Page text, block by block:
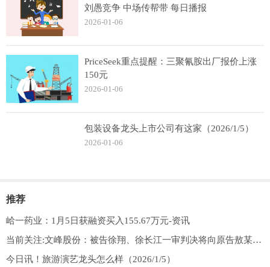
刘愚竞争 中场传帮带 每日播报
2026-01-06
PriceSeek重点提醒：三聚氰胺出厂报价上涨
150元
2026-01-06
包装设备龙头上市公司有这家（2026/1/5）
2026-01-06
推荐
峆一药业：1月5日获融资买入155.67万元-资讯
当前关注:文峰股份：被告徐翔、徐长江一审判决将向原告敖某某等23人赔偿损失合计329.36万元
今日讯！旅游演艺龙头怎么样（2026/1/5）